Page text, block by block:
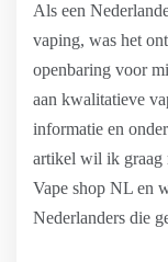
Als een
vaping, was het
openbaring voor
aan kwalitatieve
informatie en
artikel wil ik graag
Vape shop NL en
Nederlanders die